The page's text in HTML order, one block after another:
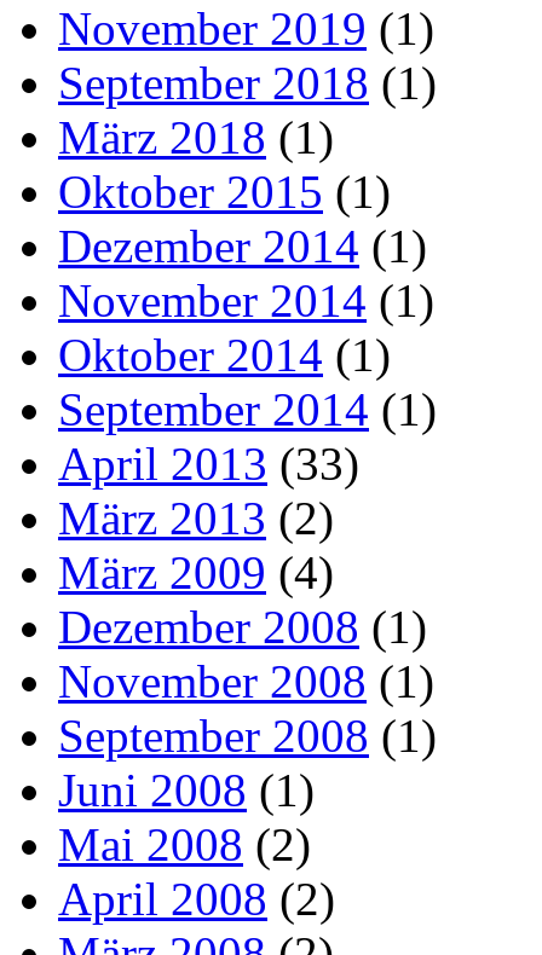
November 2019 (1)
September 2018 (1)
März 2018 (1)
Oktober 2015 (1)
Dezember 2014 (1)
November 2014 (1)
Oktober 2014 (1)
September 2014 (1)
April 2013 (33)
März 2013 (2)
März 2009 (4)
Dezember 2008 (1)
November 2008 (1)
September 2008 (1)
Juni 2008 (1)
Mai 2008 (2)
April 2008 (2)